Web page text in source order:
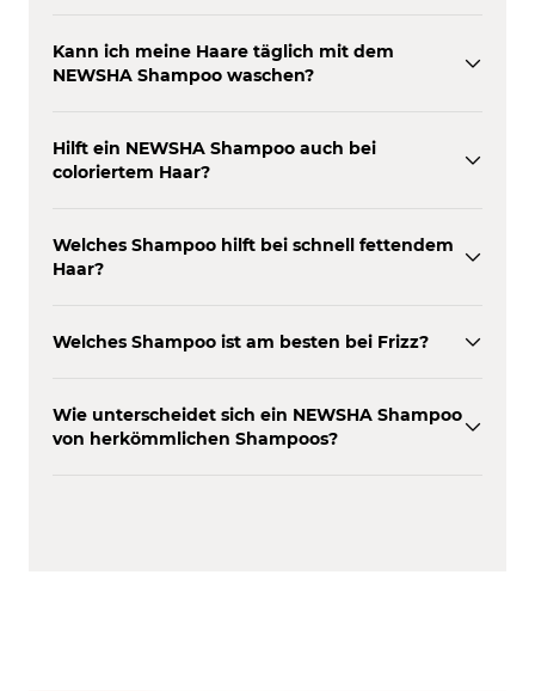
Kann ich meine Haare täglich mit dem
NEWSHA Shampoo waschen?
Hilft ein NEWSHA Shampoo auch bei
coloriertem Haar?
Welches Shampoo hilft bei schnell fettendem
Haar?
Welches Shampoo ist am besten bei Frizz?
Wie unterscheidet sich ein NEWSHA Shampoo
von herkömmlichen Shampoos?